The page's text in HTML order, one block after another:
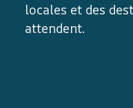
locales et des
attendent.